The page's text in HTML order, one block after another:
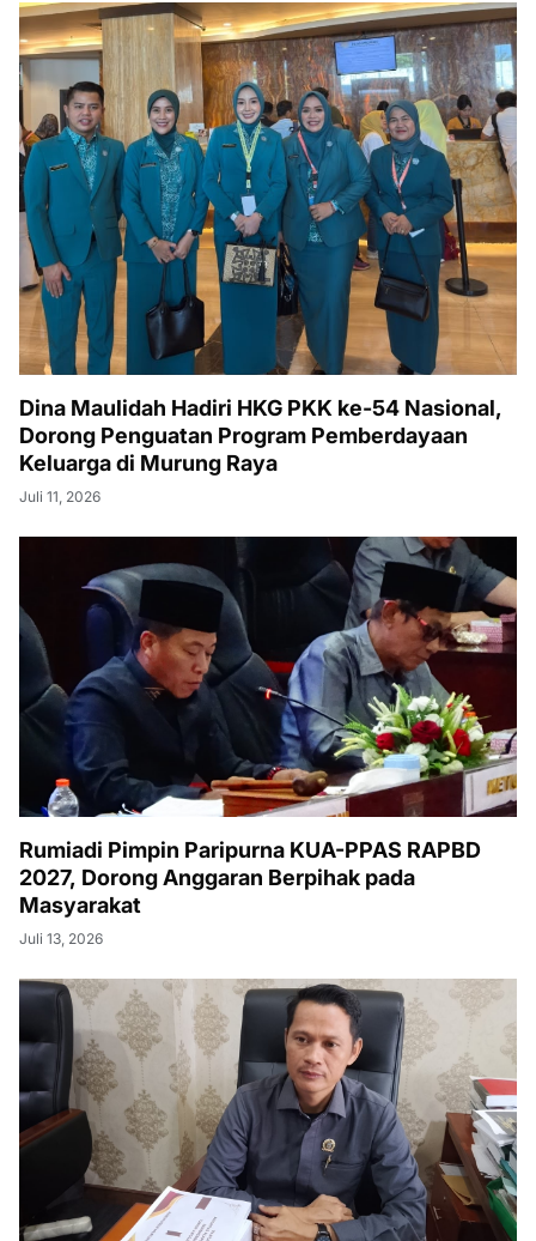
Dina Maulidah Hadiri HKG PKK ke-54 Nasional,
Dorong Penguatan Program Pemberdayaan
Keluarga di Murung Raya
Juli 11, 2026
Rumiadi Pimpin Paripurna KUA-PPAS RAPBD
2027, Dorong Anggaran Berpihak pada
Masyarakat
Juli 13, 2026